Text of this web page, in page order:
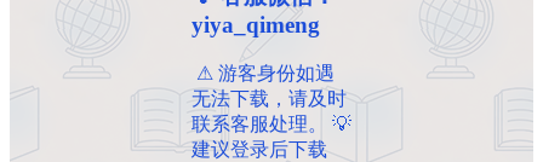
yiya_qimeng
️ ️⚠ 游客身份如遇
无法下载，请及时
联系客服处理。 💡
建议登录后下载